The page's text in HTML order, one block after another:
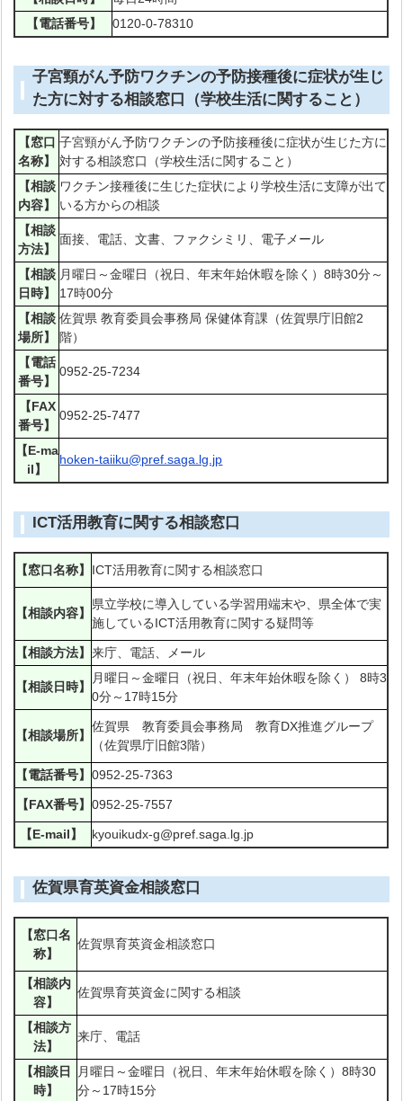
【電話番号】
0120-0-78310
子宮頸がん予防ワクチンの予防接種後に症状が生じ
た方に対する相談窓口（学校生活に関すること）
【窓口
名称】
子宮頸がん予防ワクチンの予防接種後に症状が生じた方に
対する相談窓口（学校生活に関すること）
【相談
内容】
ワクチン接種後に生じた症状により学校生活に支障が出て
いる方からの相談
【相談
方法】
面接、電話、文書、ファクシミリ、電子メール
【相談
日時】
月曜日～金曜日（祝日、年末年始休暇を除く）8時30分～
17時00分
【相談
場所】
佐賀県 教育委員会事務局 保健体育課（佐賀県庁旧館2
階）
【電話
番号】
0952-25-7234
【FAX
番号】
0952-25-7477
【E-ma
il】
hoken-taiiku@pref.saga.lg.jp
ICT活用教育に関する相談窓口
【窓口名称】 ICT活用教育に関する相談窓口
【相談内容】
県立学校に導入している学習用端末や、県全体で実
施しているICT活用教育に関する疑問等
【相談方法】 来庁、電話、メール
【相談日時】
月曜日～金曜日（祝日、年末年始休暇を除く） 8時3
0分～17時15分
【相談場所】
佐賀県 教育委員会事務局 教育DX推進グループ
（佐賀県庁旧館3階）
【電話番号】 0952-25-7363
【FAX番号】 0952-25-7557
【E-mail】 kyouikudx-g@pref.saga.lg.jp
佐賀県育英資金相談窓口
【窓口名
称】
佐賀県育英資金相談窓口
【相談内
容】
佐賀県育英資金に関する相談
【相談方
法】
来庁、電話
【相談日
時】
月曜日～金曜日（祝日、年末年始休暇を除く）8時30
分～17時15分